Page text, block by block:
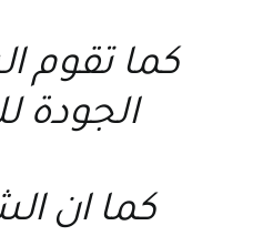
كما تقوم
الجودة
كما ان